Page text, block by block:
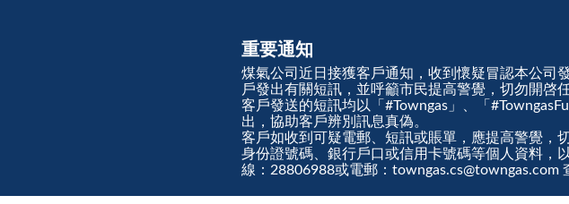
重要通知
煤氣公司近日接獲客戶通知，收到懷疑冒認本公司
戶發出有關短訊，並呼籲市民提高警覺，切勿開啓
客戶發送的短訊均以「#Towngas」、「
出，協助客戶辨別訊息真偽。
客戶如收到可疑電郵、短訊或賬單，應提高警覺，
身份證號碼、銀行戶口或信用卡號碼等個人資料，
線：28806988或電郵：towngas.cs@towngas.com